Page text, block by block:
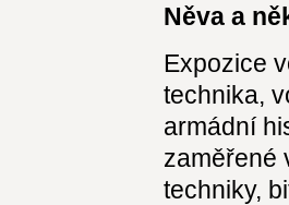
Něva a
Expozice
technika,
armádní
zaměřené
techniky,